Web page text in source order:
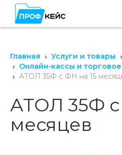
Главная Услуги и товары
Онлайн-кассы и
АТОЛ 35Ф с ФН на 15
АТОЛ 35Ф с
месяцев